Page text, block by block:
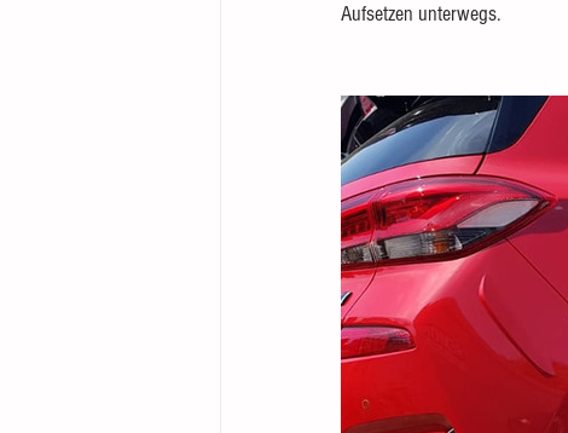
Aufsetzen unterwegs.